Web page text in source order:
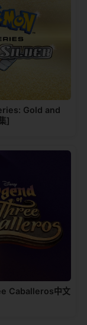
Gold and
]
Caballeros中文